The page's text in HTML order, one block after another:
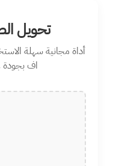
تحويل
أداة مجانية سهلة
اف بجودة